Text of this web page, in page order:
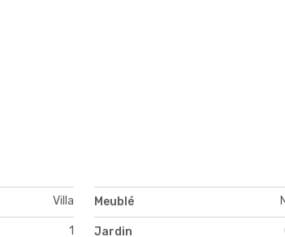
Villa Meublé
1 Jardin